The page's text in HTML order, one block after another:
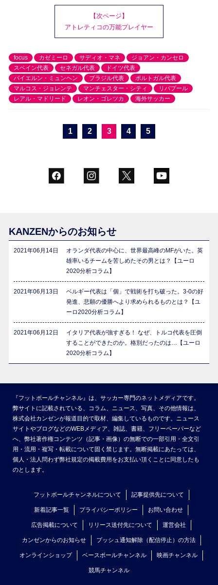
【次ページ】
アトレティコの万能プレイヤー
focus カゼミーロ サディオ・マネ
ジョアン・カンセロ
スペイン代表
セネガル代表
ドイツ代表
バイエルン・ミュンヘン
ブラジル代表
ポルトガル代表
マルコス・ジョレンテ
マンチェスター・シティ
リバプール
レアル・マドリード
レオン・ゴレツカ 海外サッカー
1 2 3 4 5
KANZENからのお知らせ
2021年06月14日
オランダ代表の中心に、世界最高峰のMFがいた。英
雄率いるチームを苦しめたその男とは？【ユーロ
2020分析コラム】
2021年06月13日
ベルギー代表は「個」で戦術を打ち破った。3-0の好
発進、悲願の優勝へより求められるものとは？【ユ
ーロ2020分析コラム】
2021年06月12日
イタリア代表が強すぎる！ なぜ、トルコ代表を圧倒
することができたのか。格別だったのは…【ユーロ
2020分析コラム】
『フットボールチャンネル』は、サッカー専門のネットメディアです。
弊サイトに記載されている、コラム、ニュース、写真、その他情報は、
株式会社カンゼンが報道目的で取材、編集しているものです。ニュース
サイトやブログなどのWEBメディア、雑誌、書籍、フリーペーパーなど
へ、弊社著作権コンテンツ（記事・画像）の無断での一部引用・全文引
用・流用・複写・転載について固く禁じます。無断掲載にあたっては、
個人・法人問わず弊社規定の掲載費用をお支払い頂くことに同意したも
のとします。
フットボールチャンネルについて 記事提供先について
新着記事一覧 プライバシーポリシー お問い合わせ
広告掲載について リリース送付先について 運営会社
カンゼンからのお知らせ プッシュ通知解除（配信停止）の方法
オンラインショップ ベースボールチャンネル 映画チャンネル
競馬チャンネル